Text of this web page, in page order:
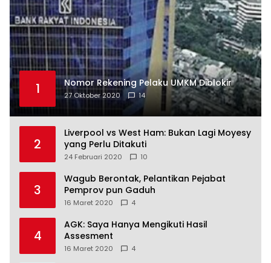
1 Nomor Rekening Pelaku UMKM Diblokir
27 Oktober 2020 14
2
Liverpool vs West Ham: Bukan Lagi Moyesy
yang Perlu Ditakuti
24 Februari 2020 10
3
Wagub Berontak, Pelantikan Pejabat
Pemprov pun Gaduh
16 Maret 2020 4
4
AGK: Saya Hanya Mengikuti Hasil
Assesment
16 Maret 2020 4